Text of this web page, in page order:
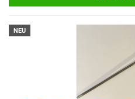
NEU